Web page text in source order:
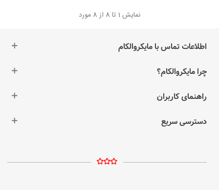
نمایش 1 تا 8 از 8 مورد
اطلاعات تماس با مایکروالکام
چرا مایکروالکام؟
راهنمای کاربران
دسترسی سریع